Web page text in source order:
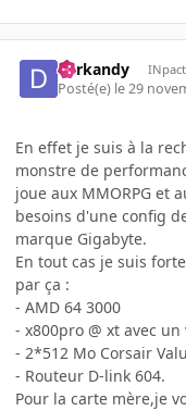
darkandy
Posté(e) le 29
En effet je suis à la
monstre de
joue aux MMORPG et
besoins d'une config
marque Gigabyte.
En tout cas je suis
par ça :
- AMD 64 3000
- x800pro @ xt avec un
- 2*512 Mo Corsair
- Routeur D-link 604.
Pour la carte mère,je